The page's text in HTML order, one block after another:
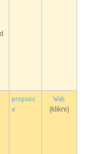
propozic
e
Web
(klikni)